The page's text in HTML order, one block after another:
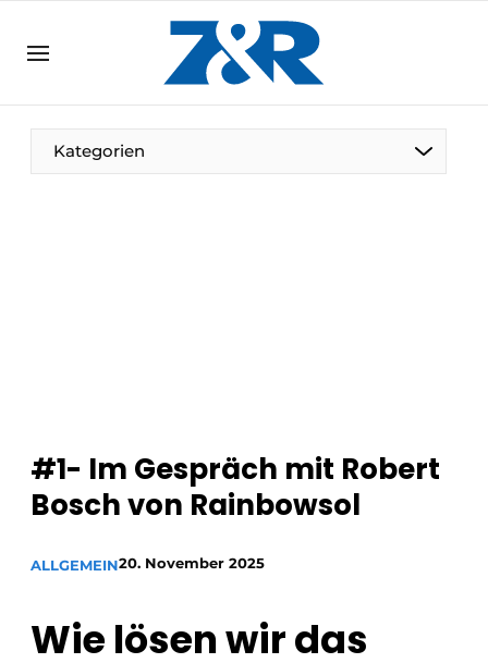
DE EN
DE
Kategorien
#1- Im Gespräch mit Robert
Bosch von Rainbowsol
ALLGEMEIN20. November 2025
Wie lösen wir das